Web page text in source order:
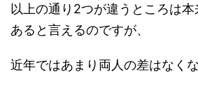
以上の通り2つが違うところは
あると言えるのですが、
近年ではあまり両人の差はなく